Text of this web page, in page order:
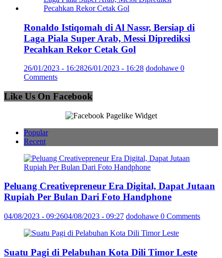
Ronaldo Istiqomah di Al Nassr, Bersiap di
Laga Piala Super Arab, Messi Diprediksi
Pecahkan Rekor Cetak Gol
26/01/2023 - 16:2826/01/2023 - 16:28 dodohawe 0
Comments
Like Us On Facebook
Popular
Recent
Peluang Creativepreneur Era Digital, Dapat Jutaan
Rupiah Per Bulan Dari Foto Handphone
04/08/2023 - 09:2604/08/2023 - 09:27 dodohawe 0 Comments
Suatu Pagi di Pelabuhan Kota Dili Timor Leste